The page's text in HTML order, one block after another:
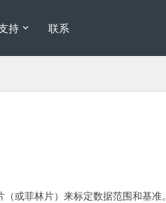
持 联系
或菲林片）来标定数据范围和基准